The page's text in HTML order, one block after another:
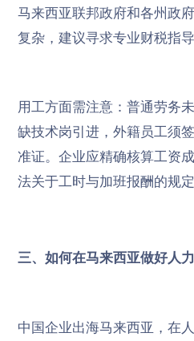
马来西亚联邦政府和各州政
复杂，建议寻求专业财税指导
用工方面需注意：普通劳务
缺技术岗引进，外籍员工须
准证。企业应精确核算工资
法关于工时与加班报酬的规定
三、如何在马来西亚做好人
中国企业出海马来西亚，在